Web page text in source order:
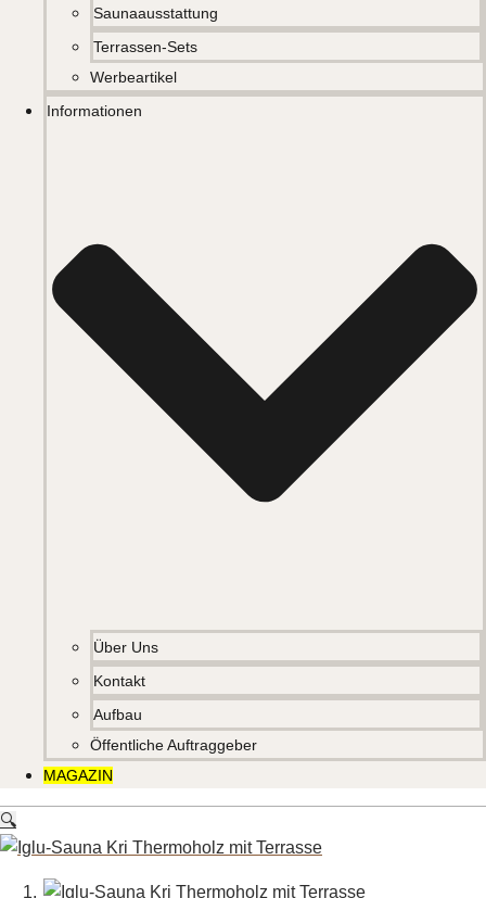
Saunaausstattung
Terrassen-Sets
Werbeartikel
Informationen
Über Uns
Kontakt
Aufbau
Öffentliche Auftraggeber
MAGAZIN
🔍